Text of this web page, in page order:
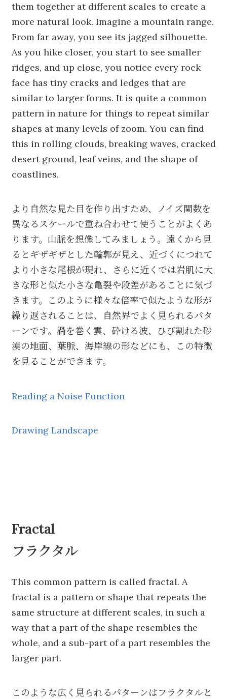
them together at different scales to create a
more natural look. Imagine a mountain range.
From far away, you see its jagged silhouette.
As you hike closer, you start to see smaller
ridges, and up close, you notice every rock
face has tiny cracks and ledges that are
similar to larger forms. It is quite a common
pattern in nature for things to repeat similar
shapes at many levels of zoom. You can find
this in rolling clouds, breaking waves, cracked
desert ground, leaf veins, and the shape of
coastlines.
より自然な見た目を作り出すため、ノイズ関数を
異なるスケールで重ね合わせて使うことがよくあ
ります。山脈を想像してみましょう。遠くから見
るとギザギザとした輪郭が見え、近づくにつれて
より小さな尾根が現れ、さらに近くでは岩肌に大
きな形と似た小さな亀裂や段差があることに気づ
きます。このように様々な倍率で似たような形が
繰り返されることは、自然界でよく見られるパタ
ーンです。渦を巻く雲、砕ける波、ひび割れた砂
漠の地面、葉脈、海岸線の形などにも、この特徴
を見ることができます。
Reading a Noise Function
Drawing Landscape
Fractal
フラクタル
This common pattern is called fractal. A
fractal is a pattern or shape that repeats the
same structure at different scales, in such a
way that a part of the shape resembles the
whole, and a sub-part of a part resembles the
larger part.
このような広く見られるパターンはフラクタルと